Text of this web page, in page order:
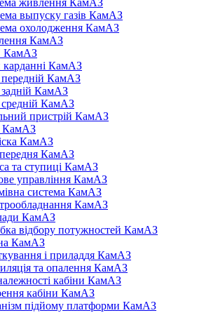
живлення КамАЗ
выпуску газів КамАЗ
охолодження КамАЗ
КамАЗ
КамАЗ
карданні КамАЗ
передній КамАЗ
КамАЗ
средній КамАЗ
пристрій КамАЗ
КамАЗ
КамАЗ
КамАЗ
та ступиці КамАЗ
управління КамАЗ
система КамАЗ
КамАЗ
КамАЗ
відбору потужностей КамАЗ
КамАЗ
і приладдя КамАЗ
та опалення КамАЗ
кабіни КамАЗ
кабіни КамАЗ
підйому платформи КамАЗ